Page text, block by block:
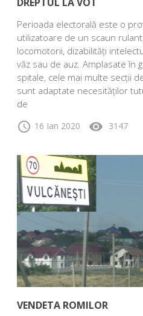
Perioada electorală este o
utilizatoare de un scaun
locomotorii, dizabilități
văz sau de auz. Amplasate în
spitale, cele mai multe secții
sunt adaptate necesităților
de
schedule 16 Ian 2020 visibility 3147
VENDETA ROMILOR